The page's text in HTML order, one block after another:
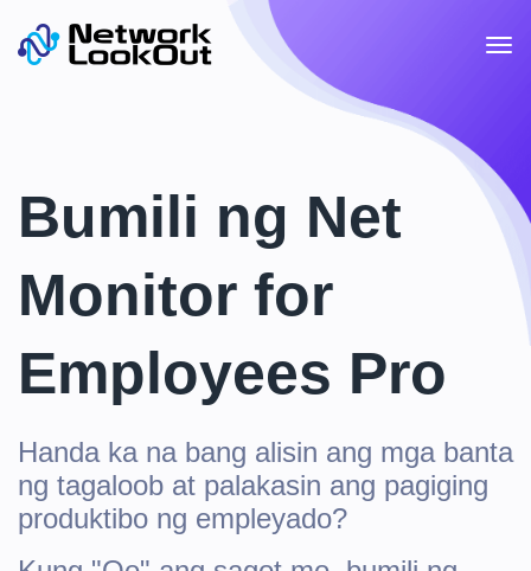
Bumili ng Net
Monitor for
Employees Pro
Handa ka na bang alisin ang mga banta
ng tagaloob at palakasin ang pagiging
produktibo ng empleyado?